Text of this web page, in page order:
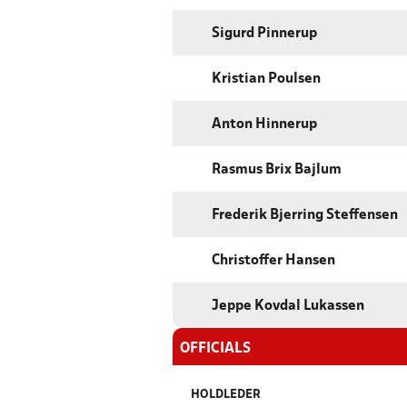
Sigurd Pinnerup
Kristian Poulsen
Anton Hinnerup
Rasmus Brix Bajlum
Frederik Bjerring Steffensen
Christoffer Hansen
Jeppe Kovdal Lukassen
OFFICIALS
HOLDLEDER